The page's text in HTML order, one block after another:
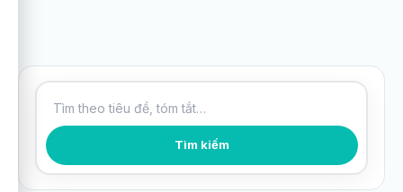
Tìm kiếm bài viết Tìm kiếm